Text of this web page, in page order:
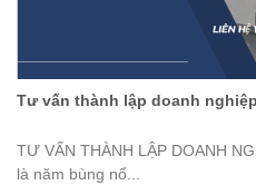
Tư vấn thành lập doanh
TƯ VẤN THÀNH LẬP DOANH
là năm bùng nổ...